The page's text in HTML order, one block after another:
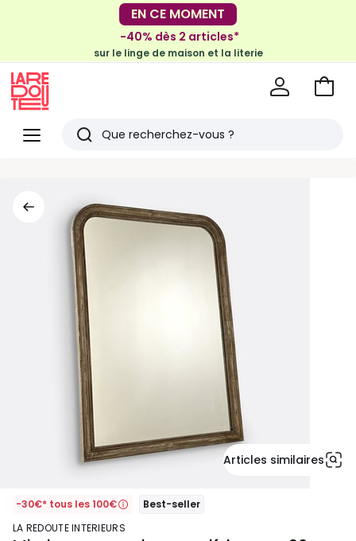
-30€ tous les 100€*
sur le meuble & la déco
EN CE MOMENT
-40% dès 2 articles*
sur le linge de maison et la literie
Menu
Redoute
Rechercher
vus
Voir
Articles similaires
-30€* tous les 100€
Best-seller
LA REDOUTE INTERIEURS